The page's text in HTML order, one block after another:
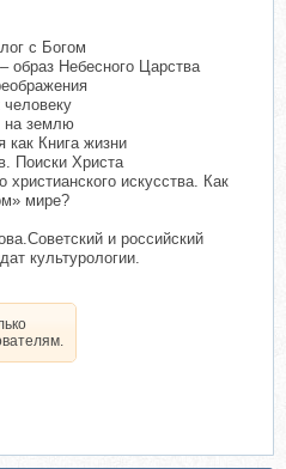
с Богом
образ Небесного Царства
на землю
как Книга жизни
Поиски Христа
искусства. Как
мире?
и российский
культурологии.